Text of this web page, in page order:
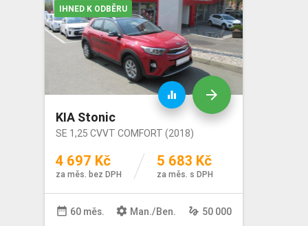
KIA Stonic
SE 1,25 CVVT COMFORT (2018)
4 697 Kč
za měs. bez DPH
5 683 Kč
za měs. s DPH
date_range 60 měs. settings Man./Ben. gesture 50 000
arrow_forward
equalizer
IHNED K ODBĚRU